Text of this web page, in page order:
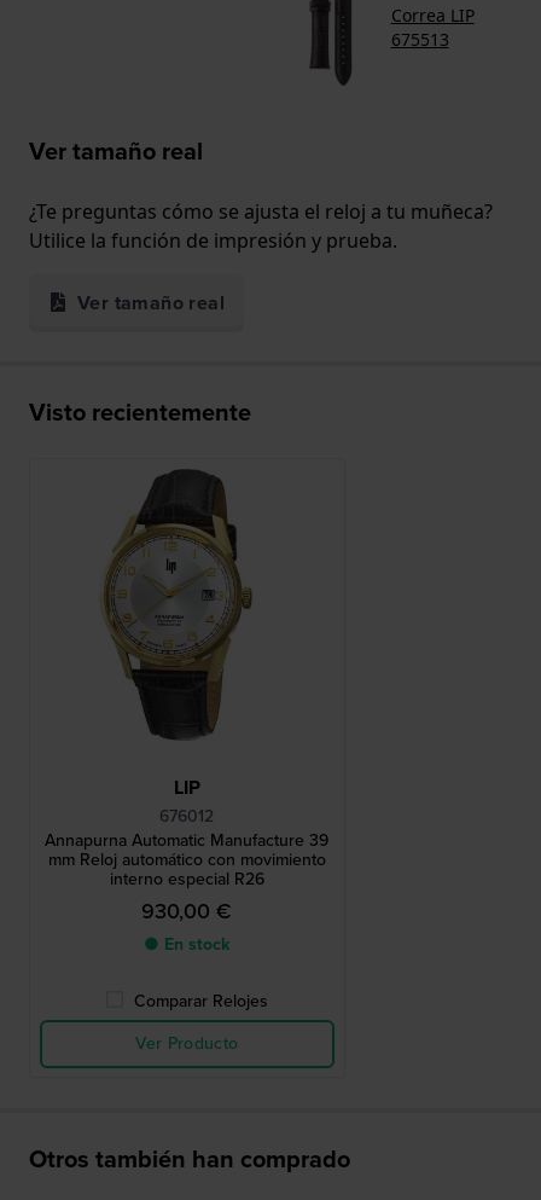
Correa LIP
675513
Ver tamaño real
¿Te preguntas cómo se ajusta el reloj a tu muñeca?
Utilice la función de impresión y prueba.
Ver tamaño real
Visto recientemente
LIP
676012
Annapurna Automatic Manufacture 39
mm Reloj automático con movimiento
interno especial R26
930,00 €
● En stock
Comparar Relojes
Ver Producto
Otros también han comprado